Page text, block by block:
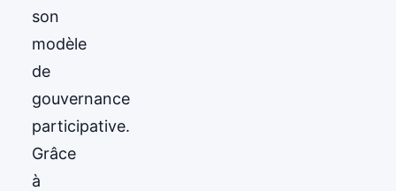
son
modèle
de
gouvernance
participative.
Grâce
à